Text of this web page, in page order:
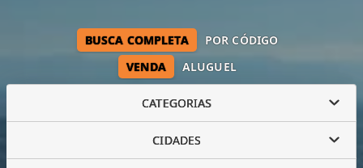
VENDA ALUGUEL
BUSCA COMPLETA POR CÓDIGO
CATEGORIAS
CIDADES